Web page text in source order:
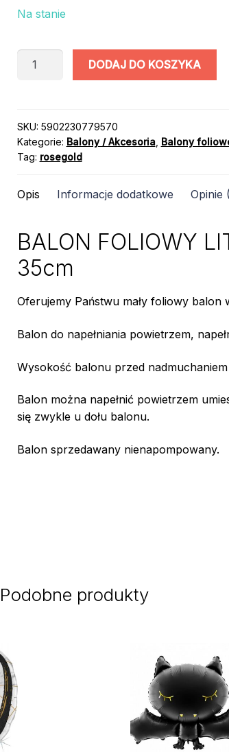
Na stanie
35cm
/
kolor:
GOLD
DODAJ DO KOSZYKA
SKU: 5902230779570
Kategorie: Balony / Akcesoria, Balony
Tag: rosegold
Opis Informacje dodatkowe Opinie
BALON FOLIOWY
35cm
Oferujemy Państwu mały foliowy balon
Balon do napełniania powietrzem,
Wysokość balonu przed
Balon można napełnić powietrzem
się zwykle u dołu balonu.
Balon sprzedawany nienapompowany.
Podobne produkty